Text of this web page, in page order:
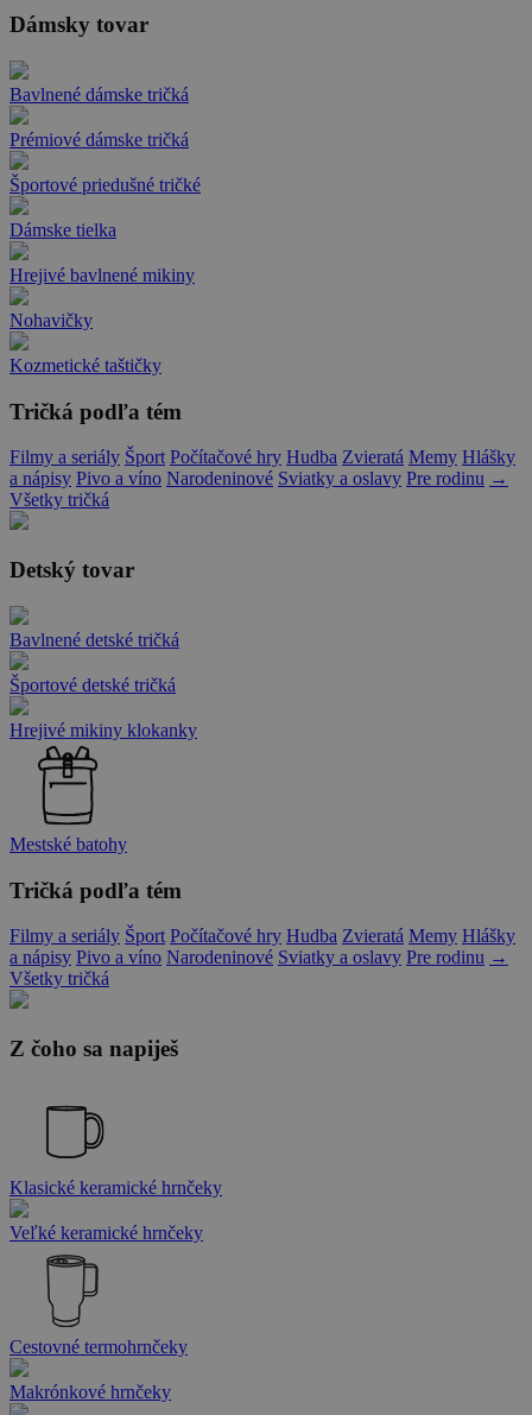
Dámsky tovar
Bavlnené dámske tričká
Prémiové dámske tričká
Športové priedušné tričké
Dámske tielka
Hrejivé bavlnené mikiny
Nohavičky
Kozmetické taštičky
Tričká podľa tém
Filmy a seriály Šport Počítačové hry Hudba Zvieratá Memy Hlášky
a nápisy Pivo a víno Narodeninové Sviatky a oslavy Pre rodinu →
Všetky tričká
Detský tovar
Bavlnené detské tričká
Športové detské tričká
Hrejivé mikiny klokanky
Mestské batohy
Tričká podľa tém
Filmy a seriály Šport Počítačové hry Hudba Zvieratá Memy Hlášky
a nápisy Pivo a víno Narodeninové Sviatky a oslavy Pre rodinu →
Všetky tričká
Z čoho sa napiješ
Klasické keramické hrnčeky
Veľké keramické hrnčeky
Cestovné termohrnčeky
Makrónkové hrnčeky